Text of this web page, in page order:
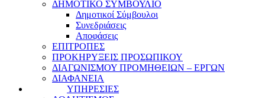
ΔΗΜΟΤΙΚΟ ΣΥΜΒΟΥΛΙΟ
Δημοτικοί Σύμβουλοι
Συνεδριάσεις
Αποφάσεις
ΕΠΙΤΡΟΠΕΣ
ΠΡΟΚΗΡΥΞΕΙΣ ΠΡΟΣΩΠΙΚΟΥ
ΔΙΑΓΩΝΙΣΜΟΥ ΠΡΟΜΗΘΕΙΩΝ – ΕΡΓΩΝ
ΔΙΑΦΑΝΕΙΑ
ΥΠΗΡΕΣΙΕΣ